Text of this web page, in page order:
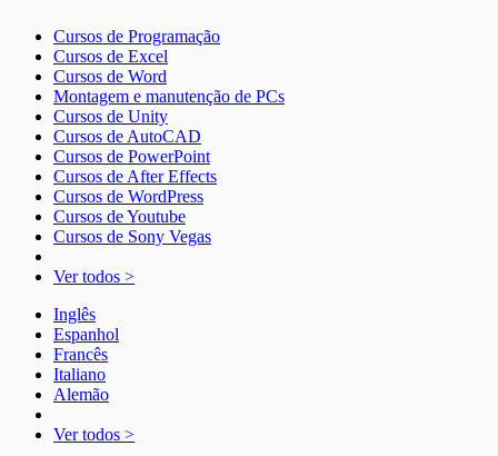
Cursos de Programação
Cursos de Excel
Cursos de Word
Montagem e manutenção de PCs
Cursos de Unity
Cursos de AutoCAD
Cursos de PowerPoint
Cursos de After Effects
Cursos de WordPress
Cursos de Youtube
Cursos de Sony Vegas
Ver todos >
Inglês
Espanhol
Francês
Italiano
Alemão
Ver todos >